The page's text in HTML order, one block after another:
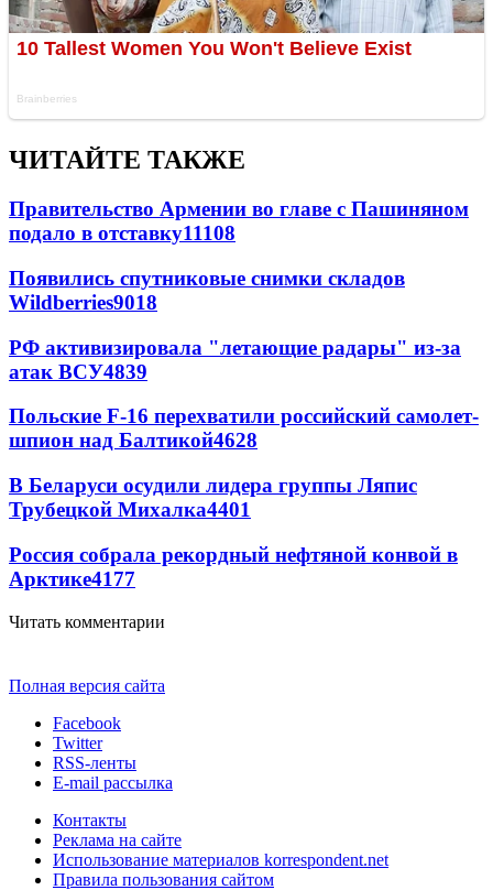
ЧИТАЙТЕ ТАКЖЕ
Правительство Армении во главе с Пашиняном
подало в отставку11108
Появились спутниковые снимки складов
Wildberries9018
РФ активизировала "летающие радары" из-за
атак ВСУ4839
Польские F-16 перехватили российский самолет-
шпион над Балтикой4628
В Беларуси осудили лидера группы Ляпис
Трубецкой Михалка4401
Россия собрала рекордный нефтяной конвой в
Арктике4177
Читать комментарии
Полная версия сайта
Facebook
Twitter
RSS-ленты
E-mail рассылка
Контакты
Реклама на сайте
Использование материалов korrespondent.net
Правила пользования сайтом